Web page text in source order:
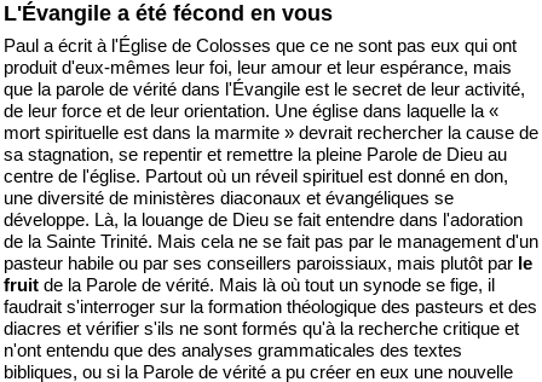
L'Évangile a été fécond en vous
Paul a écrit à l'Église de Colosses que ce ne sont pas eux qui ont
produit d'eux-mêmes leur foi, leur amour et leur espérance, mais
que la parole de vérité dans l'Évangile est le secret de leur activité,
de leur force et de leur orientation. Une église dans laquelle la «
mort spirituelle est dans la marmite » devrait rechercher la cause de
sa stagnation, se repentir et remettre la pleine Parole de Dieu au
centre de l'église. Partout où un réveil spirituel est donné en don,
une diversité de ministères diaconaux et évangéliques se
développe. Là, la louange de Dieu se fait entendre dans l'adoration
de la Sainte Trinité. Mais cela ne se fait pas par le management d'un
pasteur habile ou par ses conseillers paroissiaux, mais plutôt par le
fruit de la Parole de vérité. Mais là où tout un synode se fige, il
faudrait s'interroger sur la formation théologique des pasteurs et des
diacres et vérifier s'ils ne sont formés qu'à la recherche critique et
n'ont entendu que des analyses grammaticales des textes
bibliques, ou si la Parole de vérité a pu créer en eux une nouvelle